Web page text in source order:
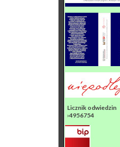
Licznik odwiedzin
›4956754